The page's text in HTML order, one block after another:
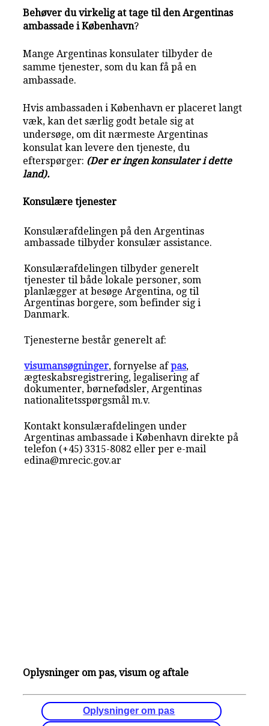
Behøver du virkelig at tage til den Argentinas
ambassade i København?
Mange Argentinas konsulater tilbyder de
samme tjenester, som du kan få på en
ambassade.
Hvis ambassaden i København er placeret langt
væk, kan det særlig godt betale sig at
undersøge, om dit nærmeste Argentinas
konsulat kan levere den tjeneste, du
efterspørger: (Der er ingen konsulater i dette
land).
Konsulære tjenester
Konsulærafdelingen på den Argentinas
ambassade tilbyder konsulær assistance.
Konsulærafdelingen tilbyder generelt
tjenester til både lokale personer, som
planlægger at besøge Argentina, og til
Argentinas borgere, som befinder sig i
Danmark.
Tjenesterne består generelt af:
visumansøgninger, fornyelse afpas,
ægteskabsregistrering, legalisering af
dokumenter, børnefødsler, Argentinas
nationalitetsspørgsmål m.v.
Kontakt konsulærafdelingen under
Argentinas ambassade i København direkte på
telefon (+45) 3315-8082 eller per e-mail
edina@mrecic.gov.ar
Oplysninger om pas, visum og aftale
Oplysninger om pas